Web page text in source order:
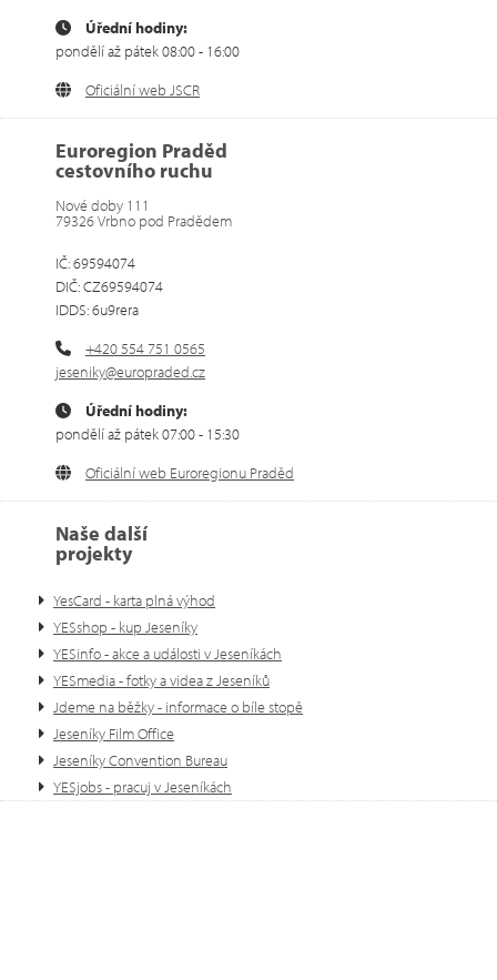
Úřední hodiny:
pondělí až pátek 08:00 - 16:00
Oficiální web JSCR
Euroregion Praděd
cestovního ruchu
Nové doby 111
79326 Vrbno pod Pradědem
IČ: 69594074
DIČ: CZ69594074
IDDS: 6u9rera
+420 554 751 0565
jeseniky@europraded.cz
Úřední hodiny:
pondělí až pátek 07:00 - 15:30
Oficiální web Euroregionu Praděd
Naše další
projekty
YesCard - karta plná výhod
YESshop - kup Jeseníky
YESinfo - akce a události v Jeseníkách
YESmedia - fotky a videa z Jeseníků
Jdeme na běžky - informace o bíle stopě
Jeseníky Film Office
Jeseníky Convention Bureau
YESjobs - pracuj v Jeseníkách